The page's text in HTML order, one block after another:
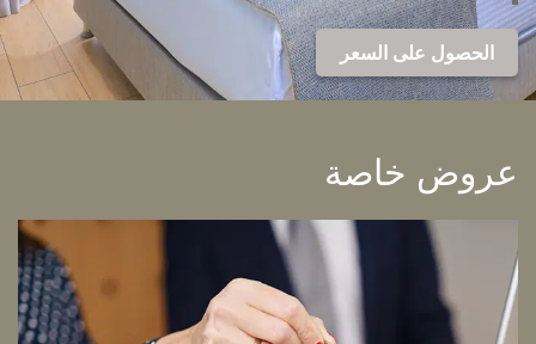
الحصول على السعر
عروض خاصة